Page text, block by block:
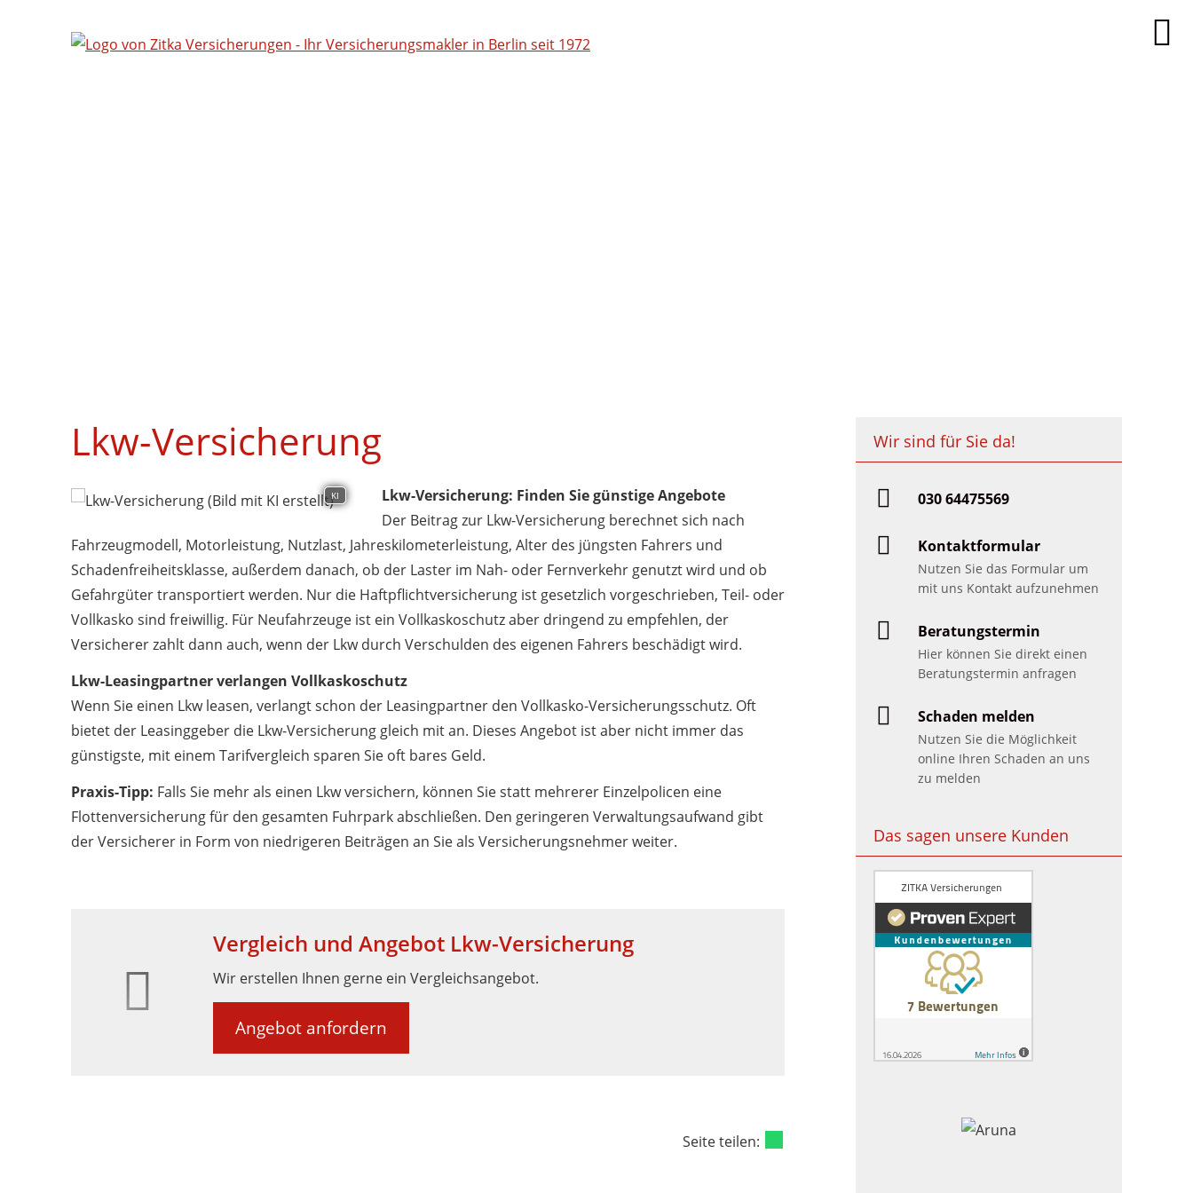
Wir sind für Sie da!
030 64475569
Kontaktformular
Nutzen Sie das Formular um
mit uns Kontakt aufzunehmen
Beratungstermin
Hier können Sie direkt einen
Beratungstermin anfragen
Schaden melden
Nutzen Sie die Möglichkeit
online Ihren Schaden an uns
zu melden
Das sagen unsere Kunden
Lkw-Versicherung
KI
Lkw-Versicherung: Finden Sie günstige Angebote
Der Beitrag zur Lkw-Versicherung berechnet sich nach
Fahrzeugmodell, Motorleistung, Nutzlast, Jahreskilometerleistung, Alter des jüngsten Fahrers und
Schadenfreiheitsklasse, außerdem danach, ob der Laster im Nah- oder Fernverkehr genutzt wird und ob
Gefahrgüter transportiert werden. Nur die Haftpflichtversicherung ist gesetzlich vorgeschrieben, Teil- oder
Vollkasko sind freiwillig. Für Neufahrzeuge ist ein Vollkaskoschutz aber dringend zu empfehlen, der
Versicherer zahlt dann auch, wenn der Lkw durch Verschulden des eigenen Fahrers beschädigt wird.
Lkw-Leasingpartner verlangen Vollkaskoschutz
Wenn Sie einen Lkw leasen, verlangt schon der Leasingpartner den Vollkasko-Versicherungsschutz. Oft
bietet der Leasinggeber die Lkw-Versicherung gleich mit an. Dieses Angebot ist aber nicht immer das
günstigste, mit einem Tarifvergleich sparen Sie oft bares Geld.
Praxis-Tipp: Falls Sie mehr als einen Lkw versichern, können Sie statt mehrerer Einzelpolicen eine
Flottenversicherung für den gesamten Fuhrpark abschließen. Den geringeren Verwaltungsaufwand gibt
der Versicherer in Form von niedrigeren Beiträgen an Sie als Versicherungsnehmer weiter.
Vergleich und Angebot Lkw-Versicherung
Wir erstellen Ihnen gerne ein Vergleichsangebot.
Angebot anfordern
Seite teilen: